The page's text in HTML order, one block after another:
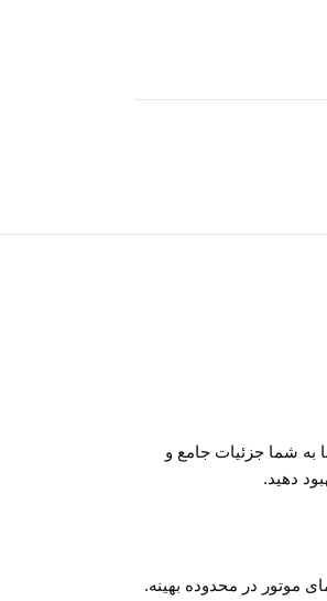
مقاله، ما به شما جزئیات جامع و
و حفظ دمای موتور در محدوده بهینه.